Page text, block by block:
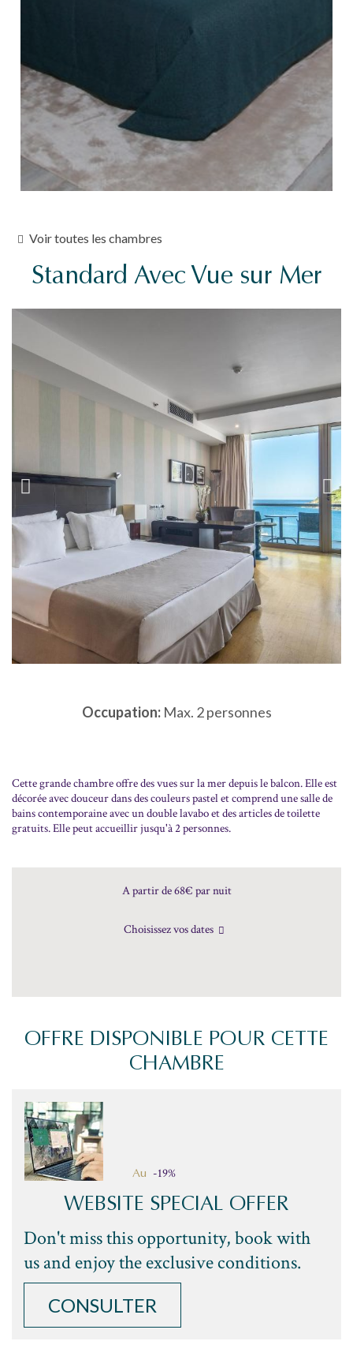
Voir toutes les chambres
Standard Avec Vue sur Mer
Occupation:Max. 2 personnes
Cette grande chambre offre des vues sur la mer depuis le balcon. Elle est
décorée avec douceur dans des couleurs pastel et comprend une salle de
bains contemporaine avec un double lavabo et des articles de toilette
gratuits. Elle peut accueillir jusqu'à 2 personnes.
A partir de 68€ par nuit
Choisissez vos dates
OFFRE DISPONIBLE POUR CETTE
CHAMBRE
Au -19%
WEBSITE SPECIAL OFFER
Don't miss this opportunity, book with
us and enjoy the exclusive conditions.
CONSULTER